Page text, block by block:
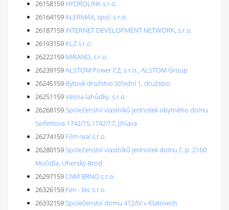
26158159 HYDROLINK s.r.o.
26164159ALERMAX, spol. s r.o.
26187159 INTERNET DEVELOPMENT NETWORK, s.r.o.
26193159 KLZ s.r.o.
26222159 MIRANO, s.r.o.
26239159ALSTOM Power CZ, s.r.o., ALSTOM Group
26245159 Bytové družstvo Střední 1, družstvo
26251159Vesna lahůdky, s.r.o.
26268159Společenství vlastníků jednotek obytného domu
Seifertova 1742/15,1742/17, Jihlava
26274159 Film real s.r.o.
26280159Společenství vlastníků jednotek domu č. p. 2160
Močidla, Uherský Brod
26297159CNM BRNO s.r.o.
26326159 Fen - tec s.r.o.
26332159Společenství domu 412/IV v Klatovech